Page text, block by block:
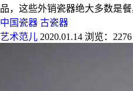
品，这些外销瓷器绝大多数是餐
中国瓷器 古瓷器
艺术范儿 2020.01.14 浏览：2276